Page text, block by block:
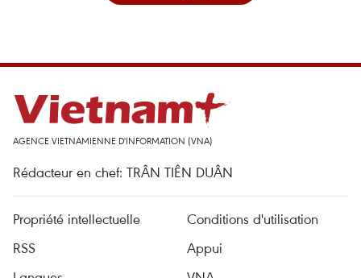
AGENCE VIETNAMIENNE D'INFORMATION (VNA)
Rédacteur en chef: TRÂN TIÊN DUÂN
Propriété intellectuelle
Conditions d'utilisation
RSS
Appui